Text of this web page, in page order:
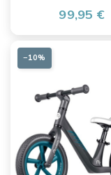
99,95 €
−10%